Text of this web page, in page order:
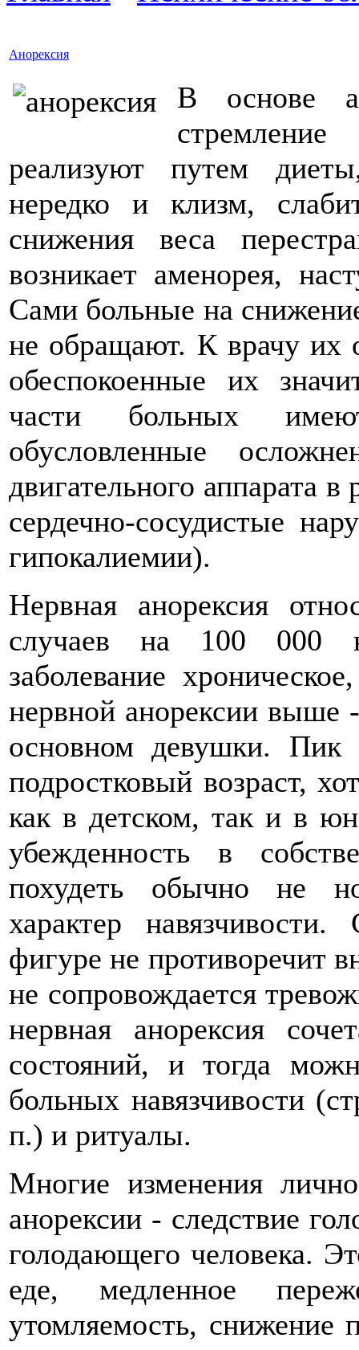
Анорексия
В основе
реализуют путем
нередко и клизм,
снижения веса
возникает аменорея,
Сами больные на
не обращают. К врачу их
обеспокоенные их
части больных
обусловленные
двигательного аппарата в
сердечно-сосудистые
гипокалиемии).
Нервная анорексия
случаев на 100 000
заболевание
нервной анорексии выше
основном девушки. Пик
подростковый возраст,
как в детском, так и в
убежденность в
похудеть обычно не
характер
фигуре не противоречит
не сопровождается
нервная анорексия
состояний, и тогда
больных навязчивости
п.) и ритуалы.
Многие изменения
анорексии - следствие
голодающего человека.
еде, медленное
утомляемость, снижение